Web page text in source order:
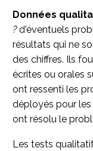
Données
?d'éventuels
résultats qui ne
des chiffres. Ils
écrites ou orales
ont ressenti les
déployés pour
ont résolu le
Les tests